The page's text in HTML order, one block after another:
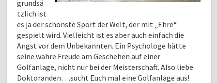
grundsä
tzlich ist
es ja der schönste Sport der Welt, der mit „Ehre“
gespielt wird. Vielleicht ist es aber auch einfach die
Angst vor dem Unbekannten. Ein Psychologe hätte
seine wahre Freude am Geschehen auf einer
Golfanlage, nicht nur bei der Meisterschaft. Also liebe
Doktoranden….sucht Euch mal eineGolfanlage aus!